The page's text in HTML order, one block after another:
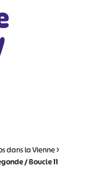
dans la Vienne>
/ Boucle 11